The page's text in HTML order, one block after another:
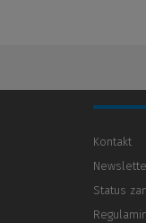
Kontakt
Status